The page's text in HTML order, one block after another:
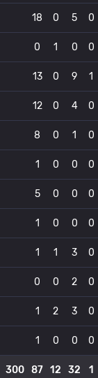
18 0 5 0
0 1 0 0
13 0 9 1
12 0 4 0
8 0 1 0
1 0 0 0
5 0 0 0
1 0 0 0
1 1 3 0
0 0 2 0
1 2 3 0
1 0 0 0
300 87 12 32 1